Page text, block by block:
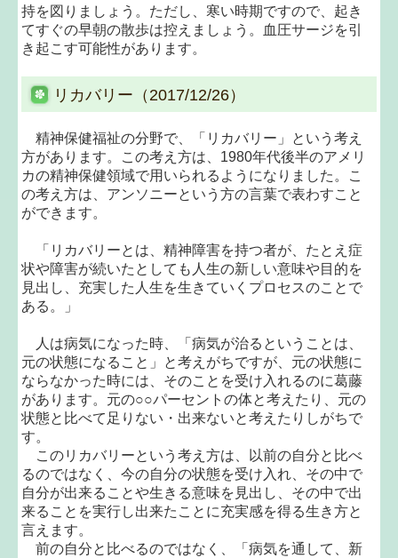
持を図りましょう。ただし、寒い時期ですので、起き
てすぐの早朝の散歩は控えましょう。血圧サージを引
き起こす可能性があります。
リカバリー（2017/12/26）
精神保健福祉の分野で、「リカバリー」という考え
方があります。この考え方は、1980年代後半のアメリ
カの精神保健領域で用いられるようになりました。こ
の考え方は、アンソニーという方の言葉で表わすこと
ができます。
「リカバリーとは、精神障害を持つ者が、たとえ症
状や障害が続いたとしても人生の新しい意味や目的を
見出し、充実した人生を生きていくプロセスのことで
ある。」
人は病気になった時、「病気が治るということは、
元の状態になること」と考えがちですが、元の状態に
ならなかった時には、そのことを受け入れるのに葛藤
があります。元の○○パーセントの体と考えたり、元の
状態と比べて足りない・出来ないと考えたりしがちで
す。
このリカバリーという考え方は、以前の自分と比べ
るのではなく、今の自分の状態を受け入れ、その中で
自分が出来ることや生きる意味を見出し、その中で出
来ることを実行し出来たことに充実感を得る生き方と
言えます。
前の自分と比べるのではなく、「病気を通して、新